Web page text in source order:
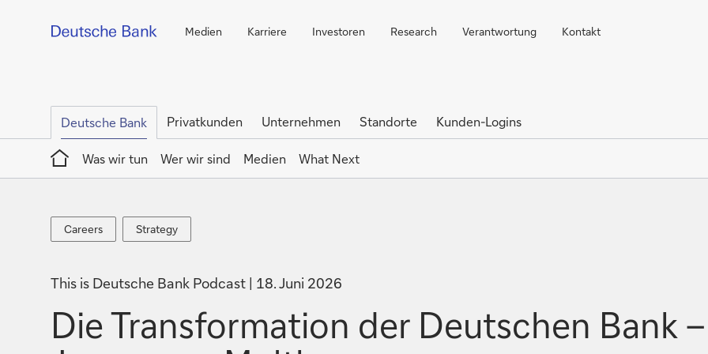
Medien Karriere Investoren Research Verantwortung Kontakt
Deutsche Bank Privatkunden Unternehmen Standorte
Kunden-Logins
Home
Was wir tun
Wer wir sind Medien What Next
Careers
Careers
Strategy
Strategy
This is Deutsche Bank Podcast 18. Juni 2026
Die Transformation der Deutschen Bank